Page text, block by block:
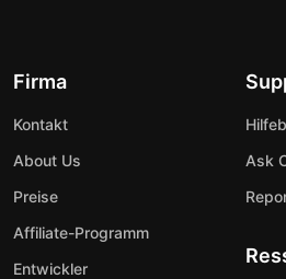
Firma
Kontakt
About Us
Preise
Affiliate-Programm
Entwickler
Ask